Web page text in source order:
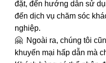
đặt, đến hướng dẫn sử
đến dịch vụ chăm sóc
nghiệp.
🤗 Ngoài ra, chúng tôi
khuyến mại hấp dẫn mà